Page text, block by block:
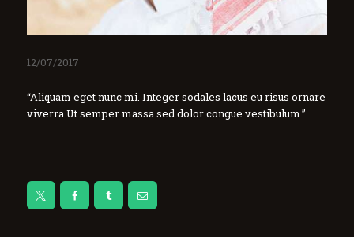
12/07/2017
“Aliquam eget nunc mi. Integer sodales lacus eu risus ornare
viverra.Ut semper massa sed dolor congue vestibulum.”